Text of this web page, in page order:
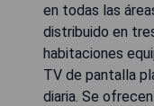
en todas las
distribuido en
habitaciones
TV de pantalla
diaria. Se